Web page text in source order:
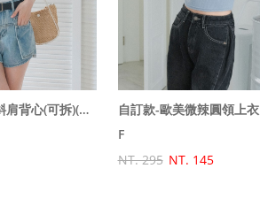
自訂款-彈性抓皺斜肩背心(可拆)(原價580特價399)
自訂款-歐美微辣圓領上衣
F
NT. 295 NT. 145